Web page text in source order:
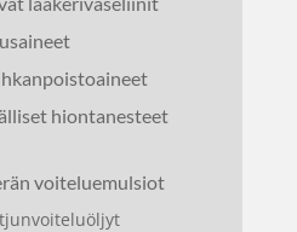
hiontanesteet
voiteluemulsiot